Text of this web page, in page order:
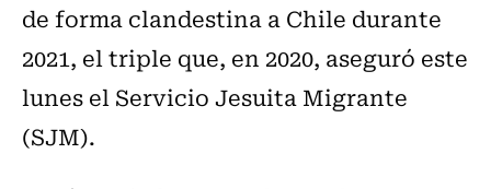
de forma clandestina a Chile durante
2021, el triple que, en 2020, aseguró este
lunes el Servicio Jesuita Migrante
(SJM).